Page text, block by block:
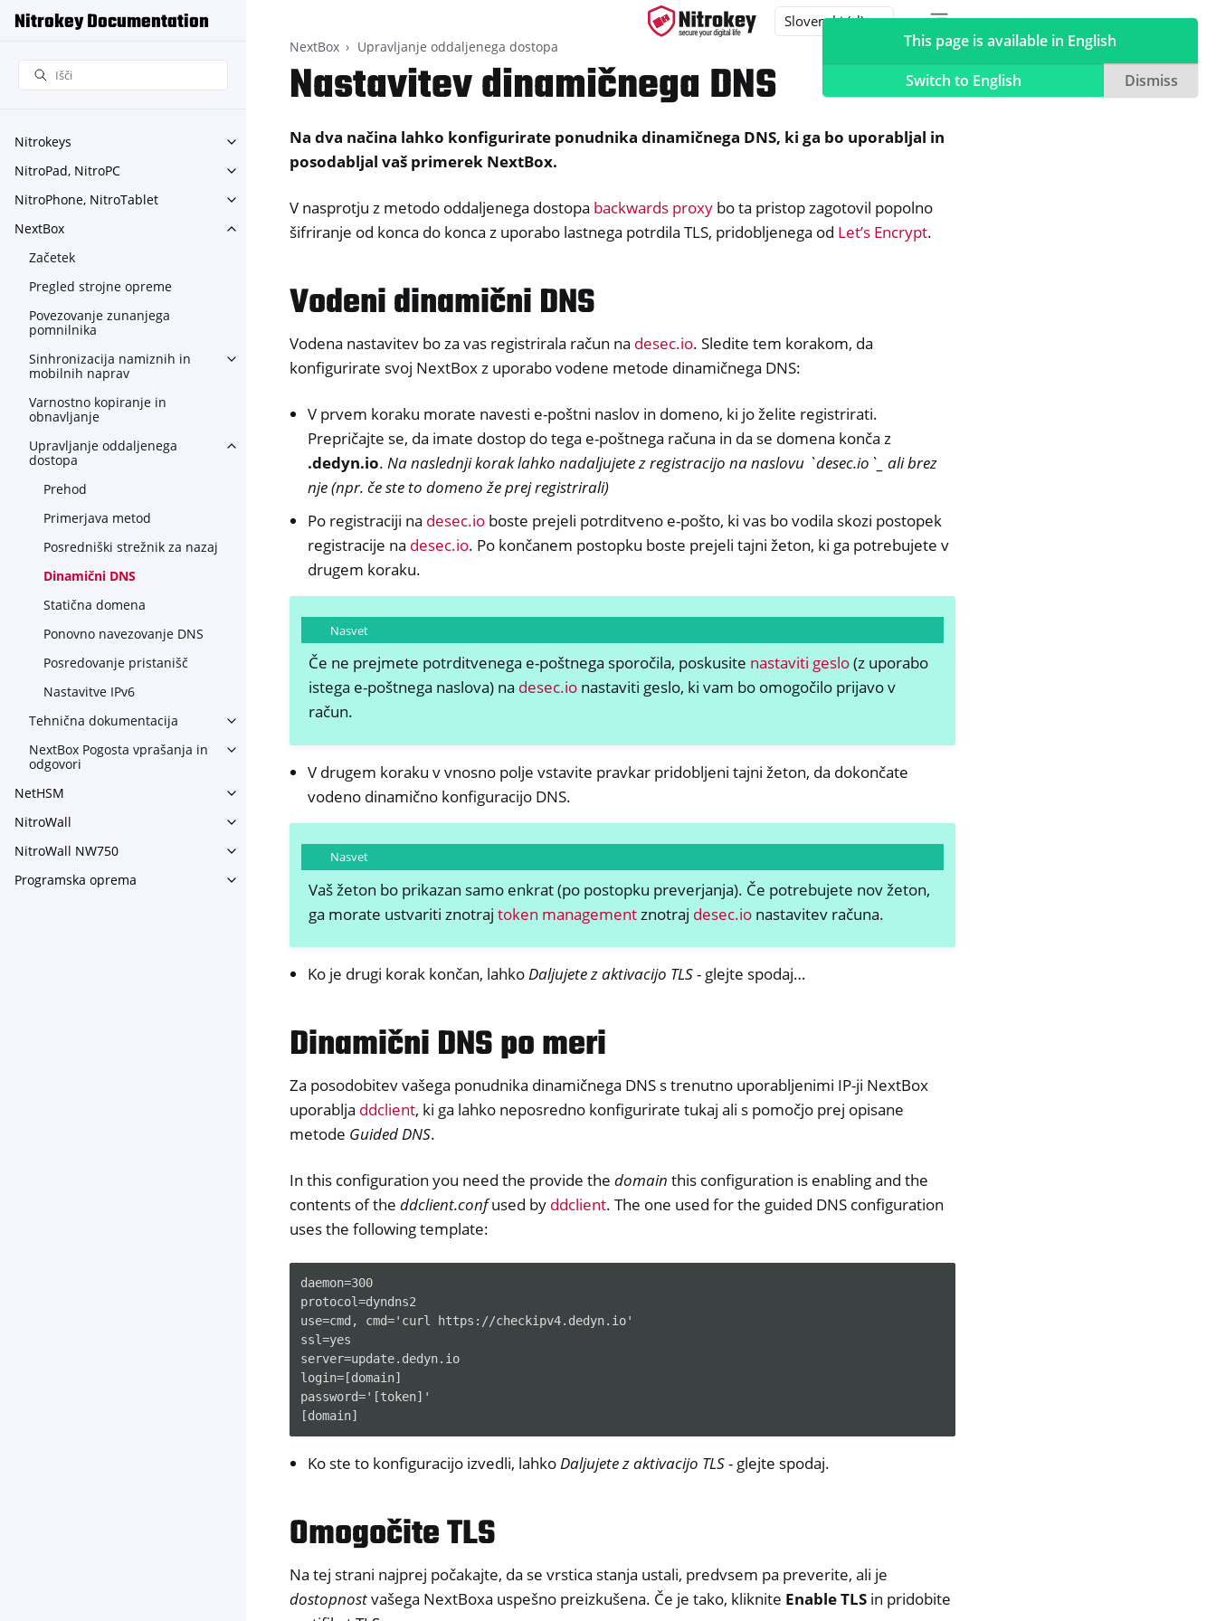
Nitrokey Documentation
Nitrokeys
Toggle navigation of Nitrokeys
NitroPad, NitroPC
Toggle navigation of NitroPad, NitroPC
NitroPhone, NitroTablet
Toggle navigation of NitroPhone, NitroTablet
NextBox
Toggle navigation of NextBox
Začetek
Pregled strojne opreme
Povezovanje zunanjega
pomnilnika
Sinhronizacija namiznih in
mobilnih naprav
Toggle navigation of Sinhronizacija namiznih in mobilnih naprav
Varnostno kopiranje in
obnavljanje
Upravljanje oddaljenega
dostopa
Toggle navigation of Upravljanje oddaljenega dostopa
Prehod
Primerjava metod
Posredniški strežnik za nazaj
Dinamični DNS
Statična domena
Ponovno navezovanje DNS
Posredovanje pristanišč
Nastavitve IPv6
Tehnična dokumentacija
Toggle navigation of Tehnična dokumentacija
NextBox Pogosta vprašanja in
odgovori
Toggle navigation of NextBox Pogosta vprašanja in odgovori
NetHSM
Toggle navigation of NetHSM
NitroWall
Toggle navigation of NitroWall
NitroWall NW750
Toggle navigation of NitroWall NW750
Programska oprema
Toggle navigation of Programska oprema
NextBox Upravljanje oddaljenega dostopa
Nastavitev dinamičnega DNS
Na dva načina lahko konfigurirate ponudnika dinamičnega DNS, ki ga bo uporabljal in
posodabljal vaš primerek NextBox.
V nasprotju z metodo oddaljenega dostopa backwards proxy bo ta pristop zagotovil popolno
šifriranje od konca do konca z uporabo lastnega potrdila TLS, pridobljenega od Let’s Encrypt.
Vodeni dinamični DNS
Vodena nastavitev bo za vas registrirala račun na desec.io. Sledite tem korakom, da
konfigurirate svoj NextBox z uporabo vodene metode dinamičnega DNS:
V prvem koraku morate navesti e-poštni naslov in domeno, ki jo želite registrirati.
Prepričajte se, da imate dostop do tega e-poštnega računa in da se domena konča z
.dedyn.io.Na naslednji korak lahko nadaljujete z registracijo na naslovu `desec.io`_ ali brez
nje (npr. če ste to domeno že prej registrirali)
Po registraciji na desec.io boste prejeli potrditveno e-pošto, ki vas bo vodila skozi postopek
registracije na desec.io. Po končanem postopku boste prejeli tajni žeton, ki ga potrebujete v
drugem koraku.
Nasvet
Če ne prejmete potrditvenega e-poštnega sporočila, poskusite nastaviti geslo(z uporabo
istega e-poštnega naslova) na desec.ionastaviti geslo, ki vam bo omogočilo prijavo v
račun.
V drugem koraku v vnosno polje vstavite pravkar pridobljeni tajni žeton, da dokončate
vodeno dinamično konfiguracijo DNS.
Nasvet
Vaš žeton bo prikazan samo enkrat (po postopku preverjanja). Če potrebujete nov žeton,
ga morate ustvariti znotraj token managementznotraj desec.ionastavitev računa.
Ko je drugi korak končan, lahkoDaljujete z aktivacijo TLS- glejte spodaj…
Dinamični DNS po meri
Za posodobitev vašega ponudnika dinamičnega DNS s trenutno uporabljenimi IP-ji NextBox
uporablja ddclient, ki ga lahko neposredno konfigurirate tukaj ali s pomočjo prej opisane
metode Guided DNS.
In this configuration you need the provide the domain this configuration is enabling and the
contents of the ddclient.confused by ddclient. The one used for the guided DNS configuration
uses the following template:
daemon=300
protocol=dyndns2
use=cmd, cmd='curl https://checkipv4.dedyn.io'
ssl=yes
server=update.dedyn.io
login=[domain]
password='[token]'
Ko ste to konfiguracijo izvedli, lahkoDaljujete z aktivacijo TLS- glejte spodaj.
Omogočite TLS
Na tej strani najprej počakajte, da se vrstica stanja ustali, predvsem pa preverite, ali je
dostopnostvašega NextBoxa uspešno preizkušena. Če je tako, kliknite Enable TLS in pridobite
This page is available in English
Switch to English
Dismiss